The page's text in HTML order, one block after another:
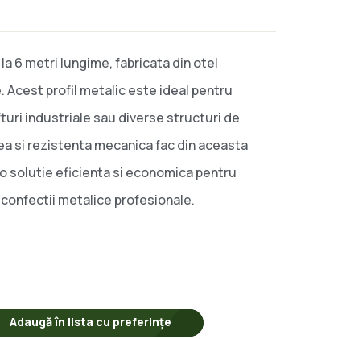
la 6 metri lungime, fabricata din otel
Acest profil metalic este ideal pentru
industriale sau diverse structuri de
si rezistenta mecanica fac din aceasta
o solutie eficienta si economica pentru
metalice profesionale.
Adaugă în lista cu preferințe